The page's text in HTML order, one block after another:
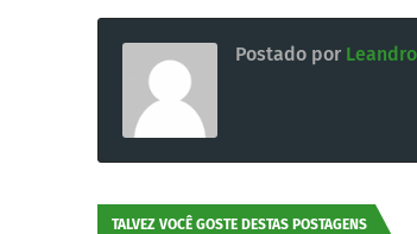
Postado por
TALVEZ VOCÊ GOSTE DESTAS POSTAGENS